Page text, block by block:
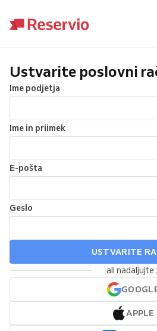
Ustvarite poslovni
Ime podjetja
Ime in priimek
E-pošta
Geslo
USTVARITE
ali nadaljujte
APPLE